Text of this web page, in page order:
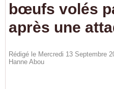
bœufs volés
après une
Rédigé le Mercredi 13 Septembre
Hanne Abou